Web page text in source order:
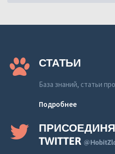
СТАТЬИ
База знаний, статьи
Подробнее
TWITTER